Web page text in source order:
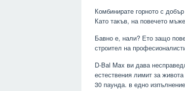
Комбинирате горното с
Като такъв, на повечето
Бавно е, нали? Ето защо
строител на
D-Bal Max ви дава
естествения лимит за
30 паунда. в едно